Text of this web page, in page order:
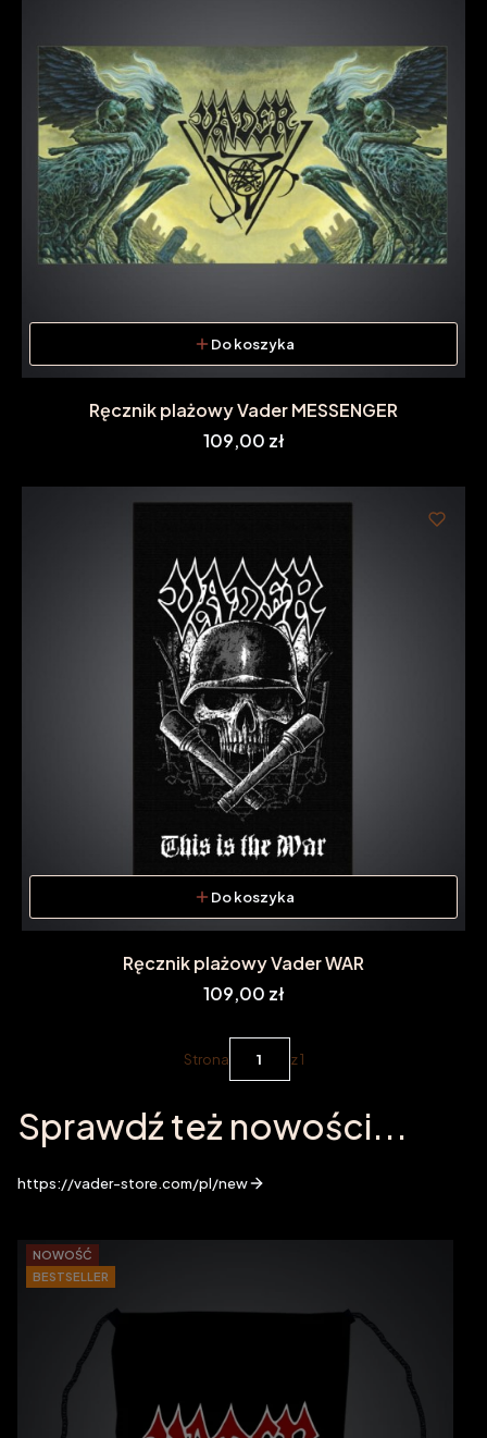
Do koszyka
Ręcznik plażowy Vader MESSENGER
Cena
109,00 zł
Do koszyka
Ręcznik plażowy Vader WAR
Cena
109,00 zł
Strona z 1
Sprawdź też nowości...
https://vader-store.com/pl/new
BESTSELLER
NOWOŚĆ